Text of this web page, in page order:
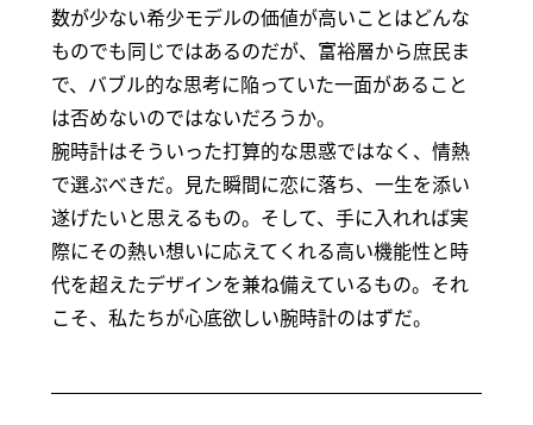
数が少ない希少モデルの価値が高いことはどんな
ものでも同じではあるのだが、富裕層から庶民ま
で、バブル的な思考に陥っていた一面があること
は否めないのではないだろうか。
腕時計はそういった打算的な思惑ではなく、情熱
で選ぶべきだ。見た瞬間に恋に落ち、一生を添い
遂げたいと思えるもの。そして、手に入れれば実
際にその熱い想いに応えてくれる高い機能性と時
代を超えたデザインを兼ね備えているもの。それ
こそ、私たちが心底欲しい腕時計のはずだ。